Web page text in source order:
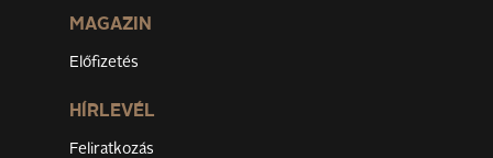
MAGAZIN
Előfizetés
HÍRLEVÉL
Feliratkozás